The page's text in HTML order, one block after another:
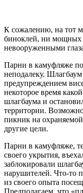
К сожалению, на тот
биноклей, ни мощных
невооруженными
Парни в камуфляже
неподалеку.
предупреждением
некоторое время
шлагбаума и
территории.
пикник на
другие цели.
Парни в камуфляже,
своего укрытия,
заблокировали
нарушителей. Что-то
из своего опыта
Предполагаем, что